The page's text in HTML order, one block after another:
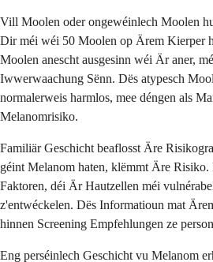
Vill Moolen oder ongewéinlech Moolen
Dir méi wéi 50 Moolen op Ärem Kierper
Moolen anescht ausgesinn wéi Är aner,
Iwwerwaachung Sënn. Dës atypesch
normalerweis harmlos, mee déngen als
Melanomrisiko.
Familiär Geschicht beaflosst Äre
géint Melanom haten, klëmmt Äre Risiko.
Faktoren, déi Är Hautzellen méi
z'entwéckelen. Dës Informatioun mat
hinnen Screening Empfehlungen ze
Eng perséinlech Geschicht vu Melanom